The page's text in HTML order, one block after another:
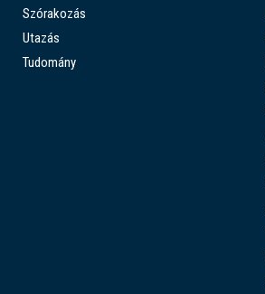
Szórakozás
Utazás
Tudomány